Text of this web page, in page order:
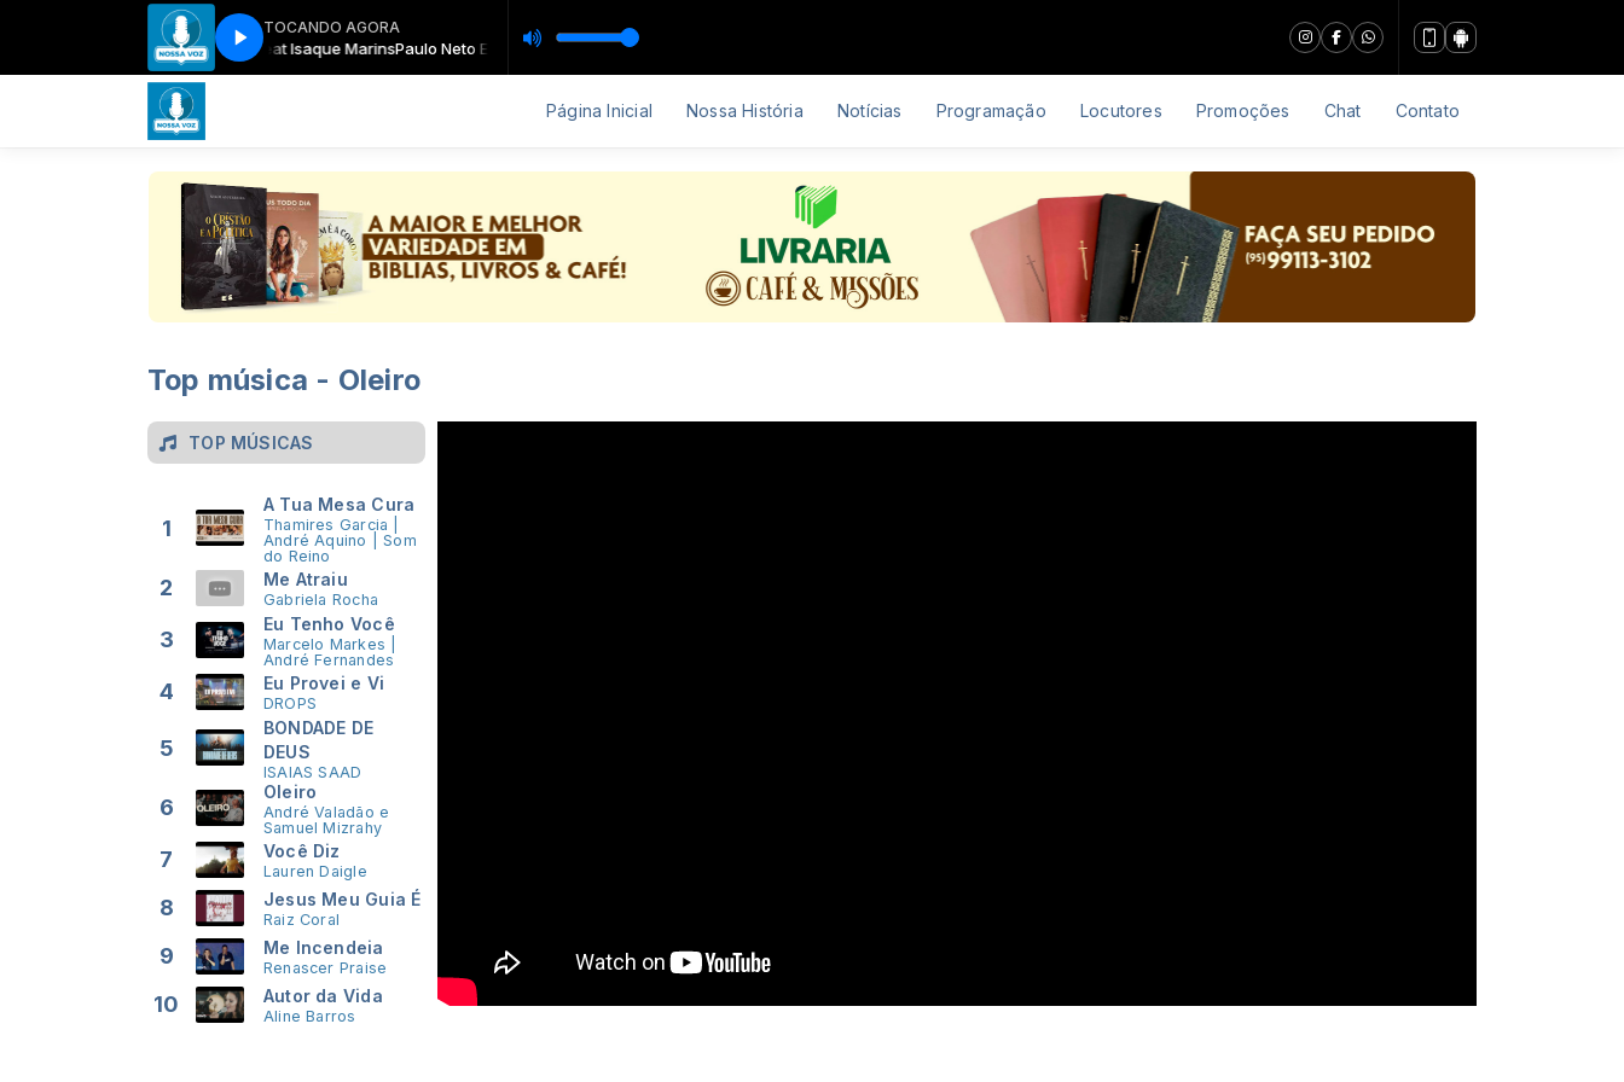
TOCANDO AGORA
Neto Estou Cuidando de Tudo Feat Isaque MarinsPaulo Neto Estou Cuidando de Tudo Feat Isaque Marins
Página Inicial Nossa História Notícias Programação Locutores Promoções Chat Contato
Top música - Oleiro
TOP MÚSICAS
1
A Tua Mesa Cura
Thamires Garcia |
André Aquino | Som
do Reino
2 Me Atraiu
Gabriela Rocha
3
Eu Tenho Você
Marcelo Markes |
André Fernandes
4 Eu Provei e Vi
DROPS
5
BONDADE DE
DEUS
ISAIAS SAAD
6
Oleiro
André Valadão e
Samuel Mizrahy
7 Você Diz
Lauren Daigle
8 Jesus Meu Guia É
Raiz Coral
9 Me Incendeia
Renascer Praise
10 Autor da Vida
Aline Barros